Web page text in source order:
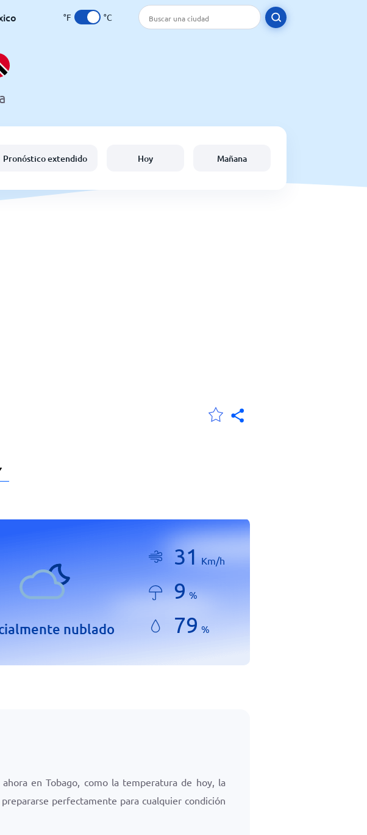
°F °C
Pronóstico extendido Hoy Mañana
nublado
31 Km/h
9 %
79 %
en Tobago, como la temperatura de hoy, la
perfectamente para cualquier condición